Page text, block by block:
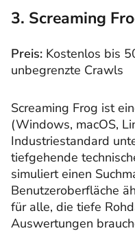
3. Screaming
Preis: Kostenlos bis
unbegrenzte Crawls
Screaming Frog ist
(Windows, macOS,
Industriestandard
tiefgehende
simuliert einen
Benutzeroberfläche
für alle, die tiefe
Auswertungen